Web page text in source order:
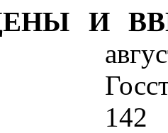
И
авгу
142